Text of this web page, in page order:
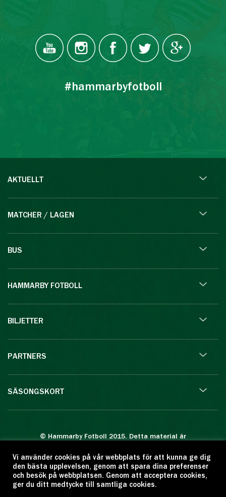
#hammarbyfotboll
AKTUELLT
MATCHER / LAGEN
BUS
HAMMARBY FOTBOLL
BILJETTER
PARTNERS
SÄSONGSKORT
© Hammarby Fotboll 2015. Detta material är
Eftertryck eller annan kopiering är förbjuden.
Citera oss gärna men ange källan:
www.hammarbyfotboll.se. Ansvarig utgivare:
Vi använder cookies på vår webbplats för att kunna ge dig
den bästa upplevelsen, genom att spara dina preferenser
och besök på webbplatsen. Genom att acceptera cookies,
ger du ditt medtycke till samtliga cookies.